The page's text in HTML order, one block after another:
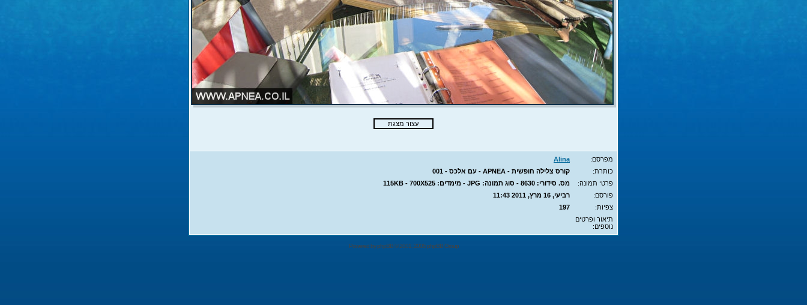
מפרסם:
Alina
כותרת:
קורס צלילה חופשית - APNEA - עם אלכס - 001
פרטי תמונה:
מס. סידורי: 8630 - סוג תמונה: JPG - מימדים: 115KB - 700X525
פורסם:
רביעי, 16 מרץ, 2011 11:43
צפיות:
197
תיאור ופרטים
נוספים:
Powered byphpBB© 2001, 2005 phpBB Group